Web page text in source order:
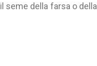
seme della farsa o della